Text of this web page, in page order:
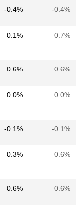
-0.4% -0.4%
0.1% 0.7%
0.6% 0.6%
0.0% 0.0%
-0.1% -0.1%
0.3% 0.6%
0.6% 0.6%